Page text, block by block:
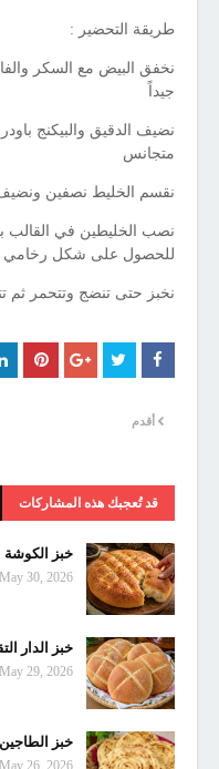
طريقة التحضير :
نخفق البيض مع السكر
جيداً
نضيف الدقيق والبيكنج
متجانس
نقسم الخليط نصفين ونضيف
نصب الخليطين في القالب
للحصول على شكل رخامي
نخبز حتى تنضج وتتحمر ثم
أقدم
قد تُعجبك هذه المشاركات
خبز الكوشة
May 30, 2026
خبز الدار
May 29, 2026
خبز
May 26, 2026